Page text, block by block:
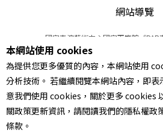
網站導覽
國家表演藝術中心國家兩廳院《
© 2022Performing arts redefined.
統一編號 Tax Id number
本站所提供相關演出資訊，如有異動應
服務條款｜隱私權聲明
本網站使用 cookies
為提供您更多優質的內容，本網站使用
分析技術。 若繼續閱覽本網站內容，即表
意我們使用 cookies，關於更多 cookies
關政策更新資訊，請閱讀我們的隱私權政
條款。